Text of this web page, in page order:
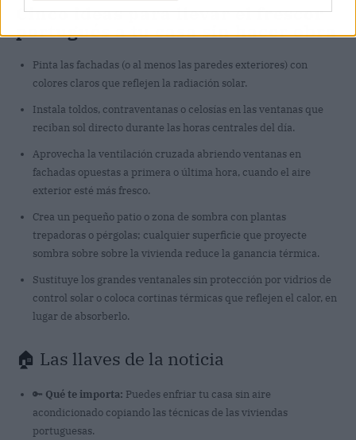
Cinco ideas para llevar el frescor
portugués a tu casa sin hacer obra
Pinta las fachadas (o al menos las paredes exteriores) con
colores claros que reflejen la radiación solar.
Instala toldos, contraventanas o celosías en las ventanas que
reciban sol directo durante las horas centrales del día.
Aprovecha la ventilación cruzada abriendo ventanas en
fachadas opuestas a primera o última hora, cuando el aire
exterior esté más fresco.
Crea un pequeño patio o zona de sombra con plantas
trepadoras o pérgolas; cualquier superficie que proyecte
sombra sobre sobre la vivienda reduce la ganancia térmica.
Sustituye los grandes ventanales sin protección por vidrios de
control solar o coloca cortinas térmicas que reflejen el calor, en
lugar de absorberlo.
🏠 Las llaves de la noticia
🔑 Qué te importa: Puedes enfriar tu casa sin aire
acondicionado copiando las técnicas de las viviendas
portuguesas.